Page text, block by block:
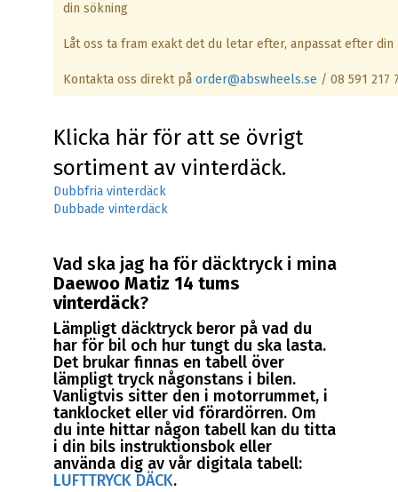
din sökning
Låt oss ta fram exakt det du letar efter, anpassat efter din
Kontakta oss direkt på order@abswheels.se / 08 591 217
Klicka här för att se övrigt
sortiment av vinterdäck.
Dubbfria vinterdäck
Dubbade vinterdäck
Vad ska jag ha för däcktryck i mina
Daewoo Matiz 14 tums
vinterdäck?
Lämpligt däcktryck beror på vad du
har för bil och hur tungt du ska lasta.
Det brukar finnas en tabell över
lämpligt tryck någonstans i bilen.
Vanligtvis sitter den i motorrummet, i
tanklocket eller vid förardörren. Om
du inte hittar någon tabell kan du titta
i din bils instruktionsbok eller
använda dig av vår digitala tabell:
LUFTTRYCK DÄCK.